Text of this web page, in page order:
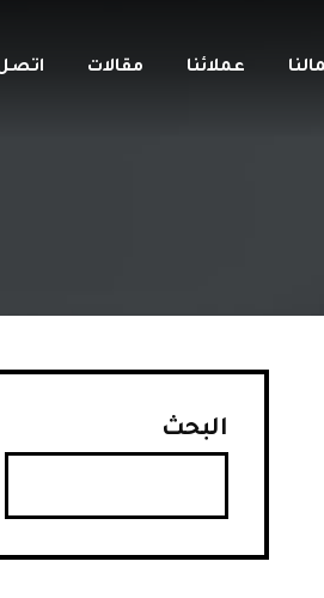
عملائنا مقالات اتصل
البحث